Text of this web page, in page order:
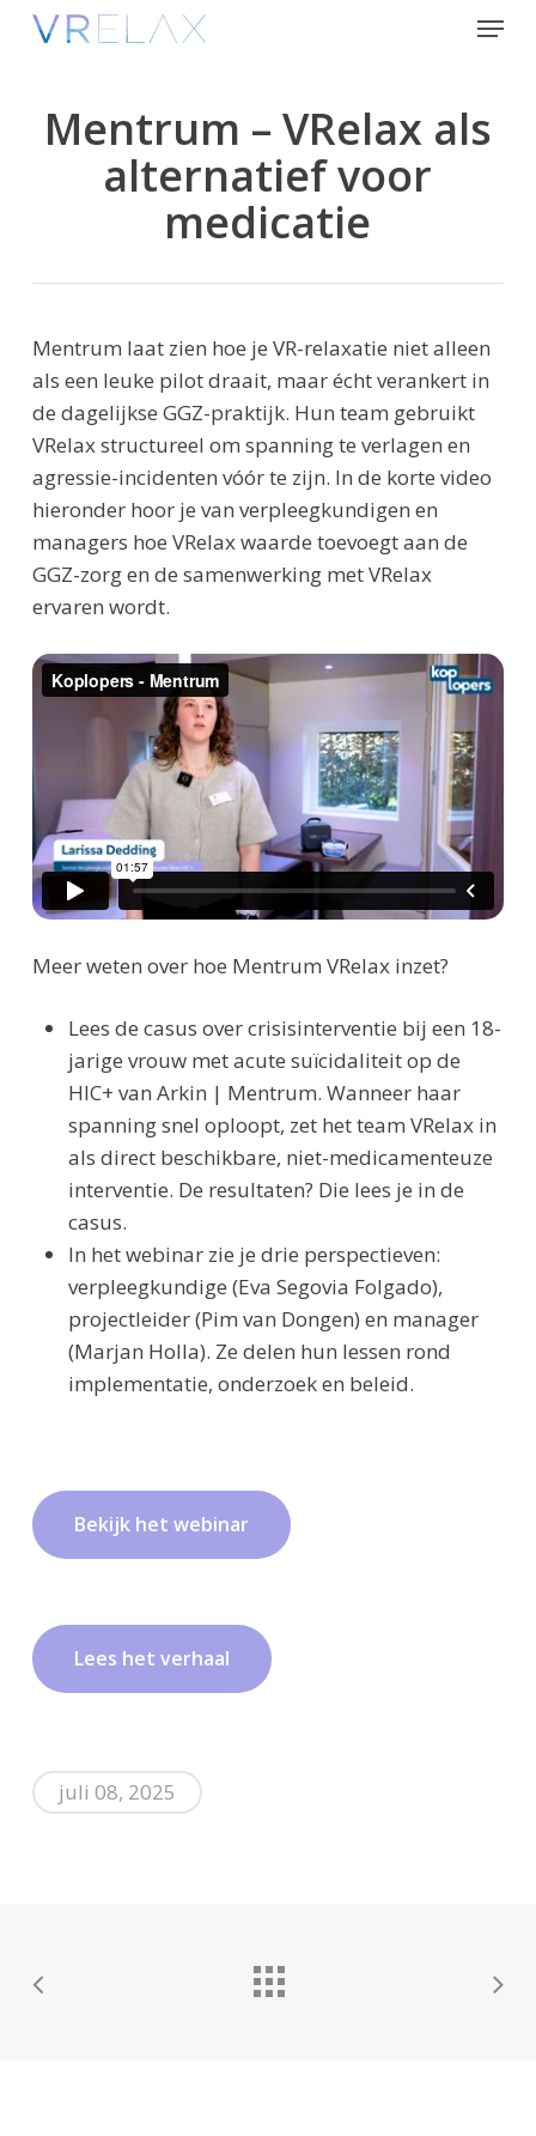
Skip
content
Menu
Mentrum – VRelax als
alternatief voor
medicatie
Mentrum laat zien hoe je VR-relaxatie niet alleen
als een leuke pilot draait, maar écht verankert in
de dagelijkse GGZ-praktijk. Hun team gebruikt
VRelax structureel om spanning te verlagen en
agressie-incidenten vóór te zijn. In de korte video
hieronder hoor je van verpleegkundigen en
managers hoe VRelax waarde toevoegt aan de
GGZ-zorg en de samenwerking met VRelax
ervaren wordt.
Meer weten over hoe Mentrum VRelax inzet?
Lees de casus over crisisinterventie bij een 18-
jarige vrouw met acute suïcidaliteit op de
HIC+ van Arkin | Mentrum. Wanneer haar
spanning snel oploopt, zet het team VRelax in
als direct beschikbare, niet-medicamenteuze
interventie. De resultaten? Die lees je in de
casus.
In het webinar zie je drie perspectieven:
verpleegkundige (Eva Segovia Folgado),
projectleider (Pim van Dongen) en manager
(Marjan Holla). Ze delen hun lessen rond
implementatie, onderzoek en beleid.
Bekijk het webinar
Lees het verhaal
juli 08, 2025